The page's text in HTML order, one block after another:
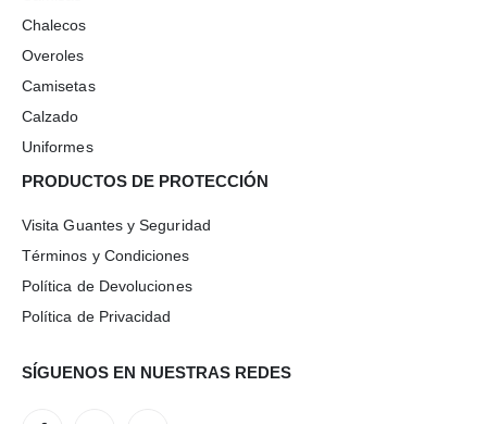
Chalecos
Overoles
Camisetas
Calzado
Uniformes
PRODUCTOS DE PROTECCIÓN
Visita Guantes y Seguridad
Términos y Condiciones
Política de Devoluciones
Política de Privacidad
SÍGUENOS EN NUESTRAS REDES